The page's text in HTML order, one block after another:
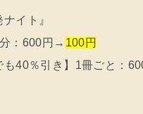
イト』
：600円→ 100円
40％引き】1冊ごと：